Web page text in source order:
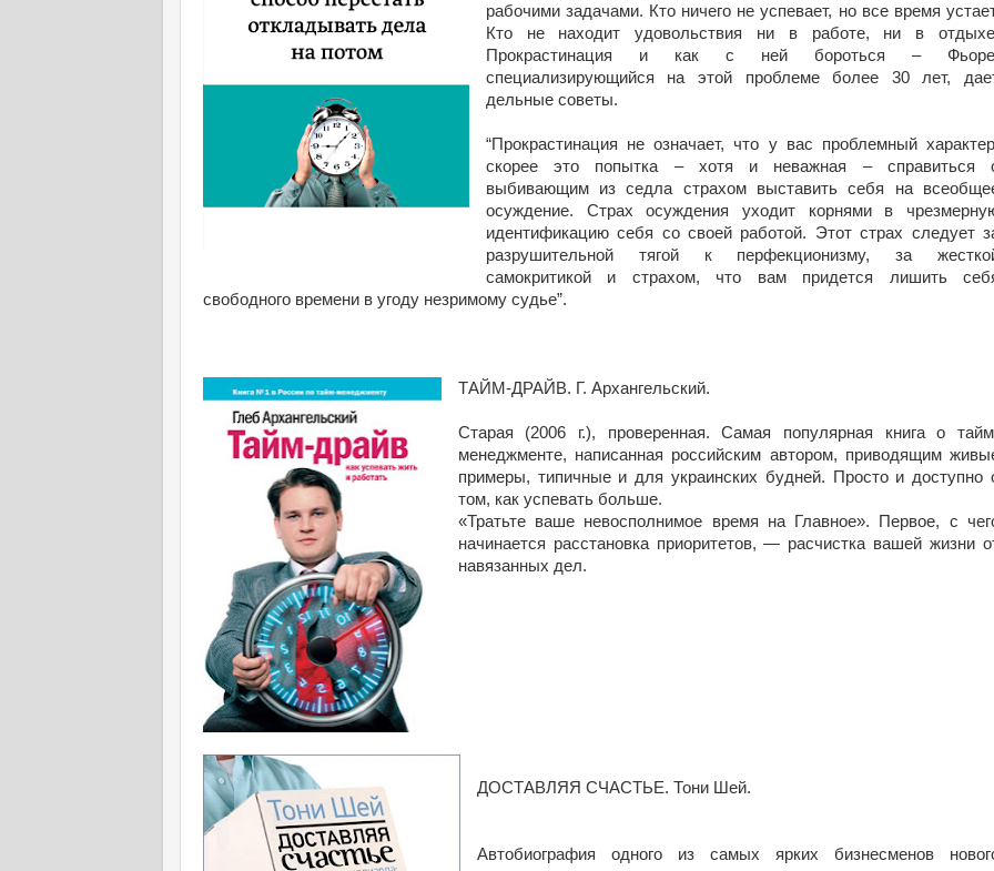
рабочими задачами. Кто ничего не успевает, но все время
Кто не находит удовольствия ни в работе, ни в
Прокрастинация и как с ней бороться –
специализирующийся на этой проблеме более 30 лет,
дельные советы.
“Прокрастинация не означает, что у вас проблемный
скорее это попытка – хотя и неважная – справиться
выбивающим из седла страхом выставить себя на
осуждение. Страх осуждения уходит корнями в
идентификацию себя со своей работой. Этот страх следует
разрушительной тягой к перфекционизму, за
самокритикой и страхом, что вам придется лишить
свободного времени в угоду незримому судье”.
ТАЙМ-ДРАЙВ. Г. Архангельский.
Старая (2006 г.), проверенная. Самая популярная книга о
менеджменте, написанная российским автором, приводящим
примеры, типичные и для украинских будней. Просто и доступно
том, как успевать больше.
«Тратьте ваше невосполнимое время на Главное». Первое, с
начинается расстановка приоритетов, — расчистка вашей жизни
навязанных дел.
ДОСТАВЛЯЯ СЧАСТЬЕ. Тони Шей.
Автобиография одного из самых ярких бизнесменов